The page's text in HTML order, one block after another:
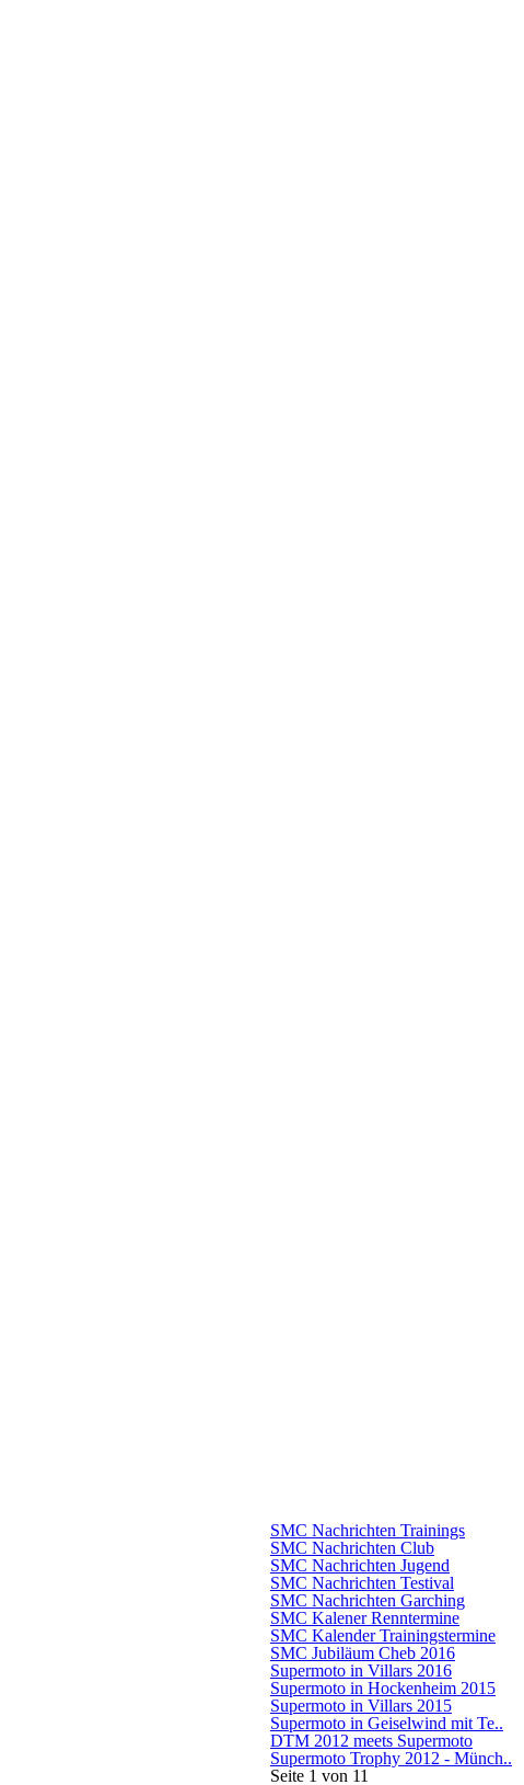
SMC Nachrichten Trainings
SMC Nachrichten Club
SMC Nachrichten Jugend
SMC Nachrichten Testival
SMC Nachrichten Garching
SMC Kalener Renntermine
SMC Kalender Trainingstermine
SMC Jubiläum Cheb 2016
Supermoto in Villars 2016
Supermoto in Hockenheim 2015
Supermoto in Villars 2015
Supermoto in Geiselwind mit Te..
DTM 2012 meets Supermoto
Supermoto Trophy 2012 - Münch..
Seite 1 von 11